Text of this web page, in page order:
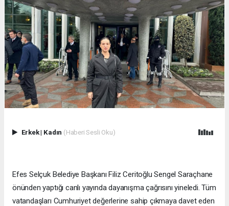
Erkek| Kadın (Haberi Sesli Oku)
Efes Selçuk Belediye Başkanı Filiz Ceritoğlu Sengel Saraçhane
önünden yaptığı canlı yayında dayanışma çağrısını yineledi. Tüm
vatandaşları Cumhuriyet değerlerine sahip çıkmaya davet eden